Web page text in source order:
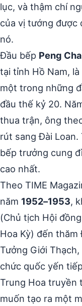
lục, và thậm chí
của vị tướng
nó.
Đầu bếp Peng
tại tỉnh Hồ Nam,
một trong những
đầu thế kỷ 20.
thua trận, ông
rút sang Đài Loan.
bếp trưởng cung
cao nhất.
Theo TIME
năm 1952–1953,
(Chủ tịch Hội
Hoa Kỳ) đến
Tưởng Giới
chức quốc yến
Trung Hoa truyền
muốn tạo ra một